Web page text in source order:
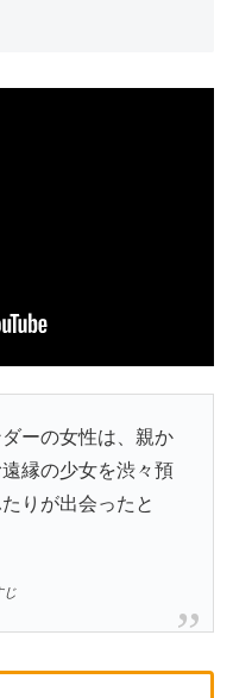
ーの女性は、親か
縁の少女を渋々預
りが出会ったと
じ